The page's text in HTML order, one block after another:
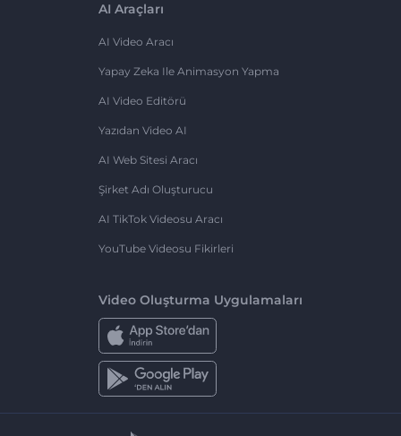
AI Araçları
AI Video Aracı
Yapay Zeka Ile Animasyon Yapma
AI Video Editörü
Yazıdan Video AI
AI Web Sitesi Aracı
Şirket Adı Oluşturucu
AI TikTok Videosu Aracı
YouTube Videosu Fikirleri
Video Oluşturma Uygulamaları